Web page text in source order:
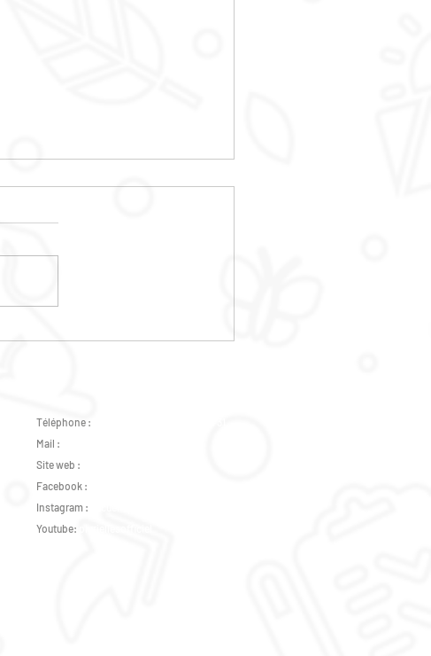
Téléphone :
Mail :
Site web :
Facebook :
Instagram :
Youtube: